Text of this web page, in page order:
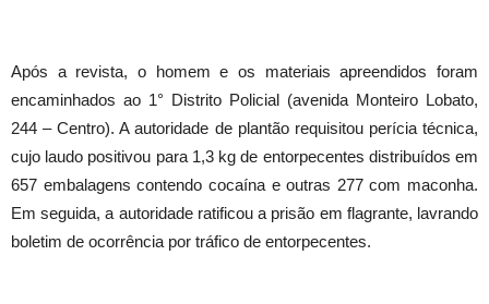
Após a revista, o homem e os materiais apreendidos foram
encaminhados ao 1° Distrito Policial (avenida Monteiro Lobato,
244 – Centro). A autoridade de plantão requisitou perícia técnica,
cujo laudo positivou para 1,3 kg de entorpecentes distribuídos em
657 embalagens contendo cocaína e outras 277 com maconha.
Em seguida, a autoridade ratificou a prisão em flagrante, lavrando
boletim de ocorrência por tráfico de entorpecentes.